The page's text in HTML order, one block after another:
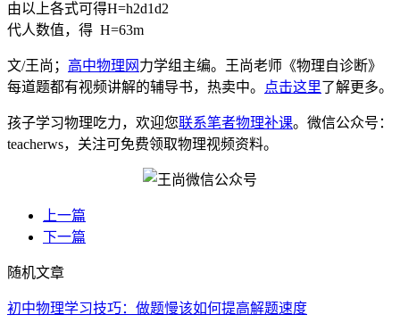
由以上各式可得H=h2d1d2
代人数值，得 H=63m
文/王尚； 高中物理网 力学组主编。王尚老师《物理自诊断》
每道题都有视频讲解的辅导书，热卖中。
点击这里了解更多。
孩子学习物理吃力，欢迎您联系笔者物理补课。微信公众号：
teacherws，关注可免费领取物理视频资料。
上一篇
下一篇
随机文章
初中物理学习技巧：做题慢该如何提高解题速度